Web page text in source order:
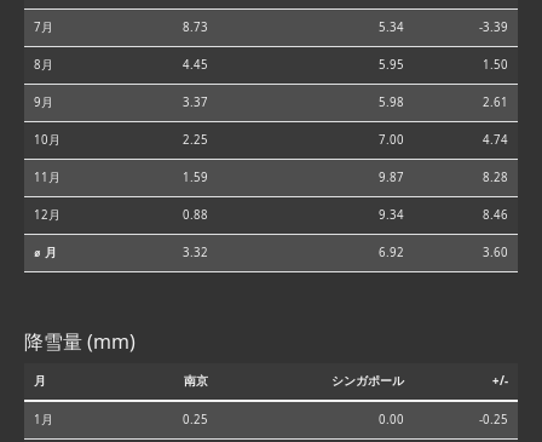
7月 8.73 5.34 -3.39
8月 4.45 5.95 1.50
9月 3.37 5.98 2.61
10月 2.25 7.00 4.74
11月 1.59 9.87 8.28
12月 0.88 9.34 8.46
⌀ 月 3.32 6.92 3.60
降雪量 (mm)
月 南京 シンガポール +/-
1月 0.25 0.00 -0.25